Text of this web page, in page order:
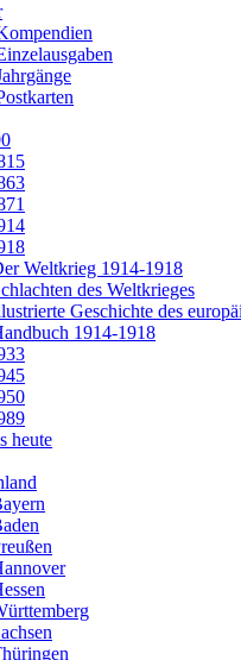
Weltkrieg 1914-1918
des Weltkrieges
Geschichte des
1914-1918
heute